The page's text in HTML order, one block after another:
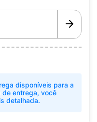
disponíveis para a
de entrega, você
detalhada.